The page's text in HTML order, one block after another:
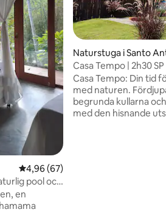
4,96 av 5 i genomsnittligt betyg, 67
4,96 (67)
pool och
en
Naturstuga i Santo
o Pinhal
Casa Tempo | 2h30
bergen
Casa Tempo: Din tid
med naturen. Fördjupa dig i lugnet,
begrunda kullarna
med den hisnande